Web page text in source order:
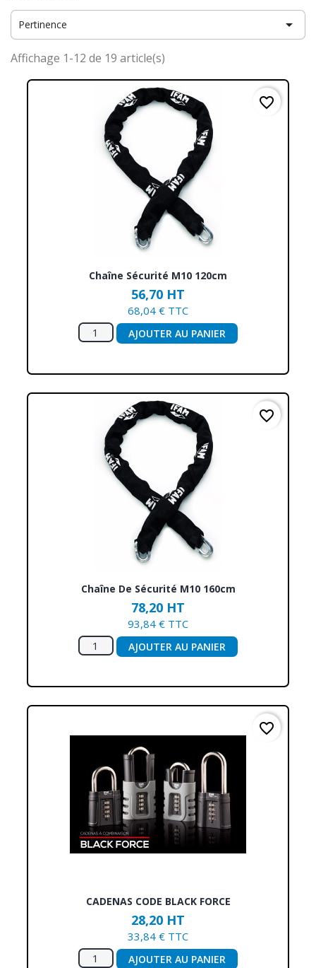
Pertinence 
Affichage 1-12 de 19 article(s)
Chaîne Sécurité M10 120cm
56,70 HT
68,04 € TTC
AJOUTER AU PANIER
favorite_border
Chaîne De Sécurité M10 160cm
78,20 HT
93,84 € TTC
AJOUTER AU PANIER
favorite_border
CADENAS CODE BLACK FORCE
28,20 HT
33,84 € TTC
AJOUTER AU PANIER
favorite_border